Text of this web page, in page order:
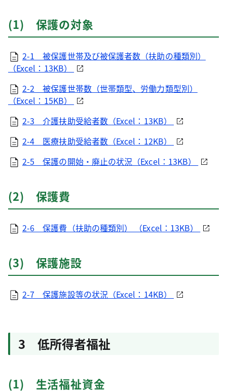
(1) 保護の対象
2-1 被保護世帯及び被保護者数（扶助の種類別）
（Excel：13KB）
2-2 被保護世帯数（世帯類型、労働力類型別）
（Excel：15KB）
2-3 介護扶助受給者数（Excel：13KB）
2-4 医療扶助受給者数（Excel：12KB）
2-5 保護の開始・廃止の状況（Excel：13KB）
(2) 保護費
2-6 保護費（扶助の種類別） （Excel：13KB）
(3) 保護施設
2-7 保護施設等の状況（Excel：14KB）
3 低所得者福祉
(1) 生活福祉資金